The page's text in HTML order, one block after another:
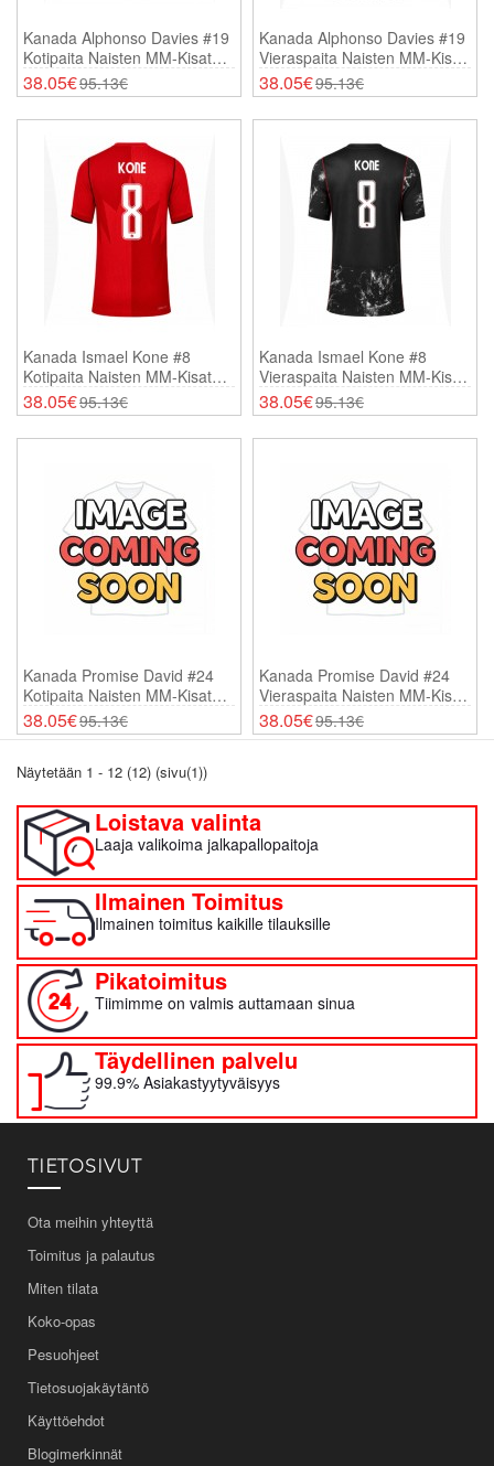
Kanada Alphonso Davies #19
Kotipaita Naisten MM-Kisat
2026 Lyhythihainen
38.05€95.13€
Kanada Alphonso Davies #19
Vieraspaita Naisten MM-Kisat
2026 Lyhythihainen
38.05€95.13€
Kanada Ismael Kone #8
Kotipaita Naisten MM-Kisat
2026 Lyhythihainen
38.05€95.13€
Kanada Ismael Kone #8
Vieraspaita Naisten MM-Kisat
2026 Lyhythihainen
38.05€95.13€
Kanada Promise David #24
Kotipaita Naisten MM-Kisat
2026 Lyhythihainen
38.05€95.13€
Kanada Promise David #24
Vieraspaita Naisten MM-Kisat
2026 Lyhythihainen
38.05€95.13€
Näytetään 1 - 12 (12) (sivu(1))
Loistava valinta
Laaja valikoima jalkapallopaitoja
Ilmainen Toimitus
Ilmainen toimitus kaikille tilauksille
Pikatoimitus
Tiimimme on valmis auttamaan sinua
Täydellinen palvelu
99.9% Asiakastyytyväisyys
TIETOSIVUT
Ota meihin yhteyttä
Toimitus ja palautus
Miten tilata
Koko-opas
Pesuohjeet
Tietosuojakäytäntö
Käyttöehdot
Blogimerkinnät